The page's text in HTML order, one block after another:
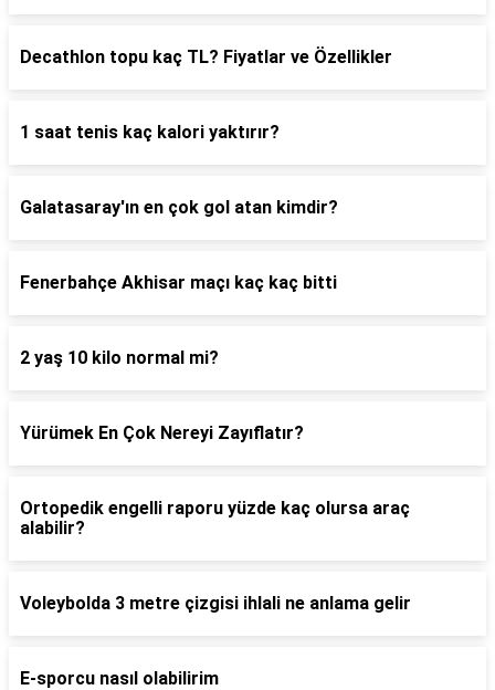
Decathlon topu kaç TL? Fiyatlar ve Özellikler
1 saat tenis kaç kalori yaktırır?
Galatasaray'ın en çok gol atan kimdir?
Fenerbahçe Akhisar maçı kaç kaç bitti
2 yaş 10 kilo normal mi?
Yürümek En Çok Nereyi Zayıflatır?
Ortopedik engelli raporu yüzde kaç olursa araç
alabilir?
Voleybolda 3 metre çizgisi ihlali ne anlama gelir
E-sporcu nasıl olabilirim